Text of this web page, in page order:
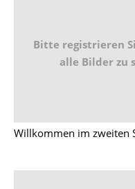
Bitte registrieren
alle Bilder zu
Willkommen im zweiten